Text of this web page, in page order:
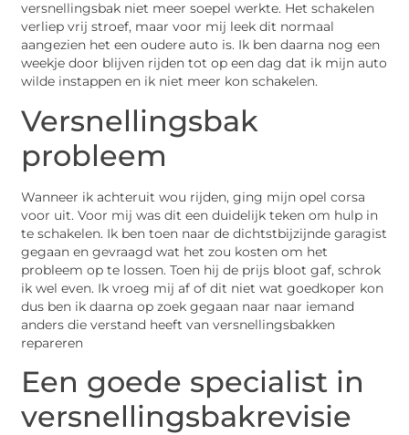
versnellingsbak niet meer soepel werkte. Het schakelen
verliep vrij stroef, maar voor mij leek dit normaal
aangezien het een oudere auto is. Ik ben daarna nog een
weekje door blijven rijden tot op een dag dat ik mijn auto
wilde instappen en ik niet meer kon schakelen.
Versnellingsbak
probleem
Wanneer ik achteruit wou rijden, ging mijn opel corsa
voor uit. Voor mij was dit een duidelijk teken om hulp in
te schakelen. Ik ben toen naar de dichtstbijzijnde garagist
gegaan en gevraagd wat het zou kosten om het
probleem op te lossen. Toen hij de prijs bloot gaf, schrok
ik wel even. Ik vroeg mij af of dit niet wat goedkoper kon
dus ben ik daarna op zoek gegaan naar naar iemand
anders die verstand heeft van versnellingsbakken
repareren
Een goede specialist in
versnellingsbakrevisie